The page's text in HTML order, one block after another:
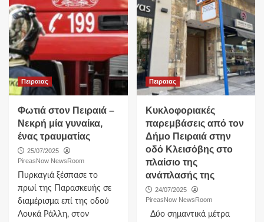
Πειραιας
Φωτιά στον Πειραιά –
Νεκρή μία γυναίκα,
ένας τραυματίας
25/07/2025
PireasNow NewsRoom
Πυρκαγιά ξέσπασε το
πρωί της Παρασκευής σε
διαμέρισμα επί της οδού
Λουκά Ράλλη, στον
Πειραιας
Κυκλοφοριακές
παρεμβάσεις από τον
Δήμο Πειραιά στην
οδό Κλεισόβης στο
πλαίσιο της
ανάπλασής της
24/07/2025
PireasNow NewsRoom
Δύο σημαντικά μέτρα